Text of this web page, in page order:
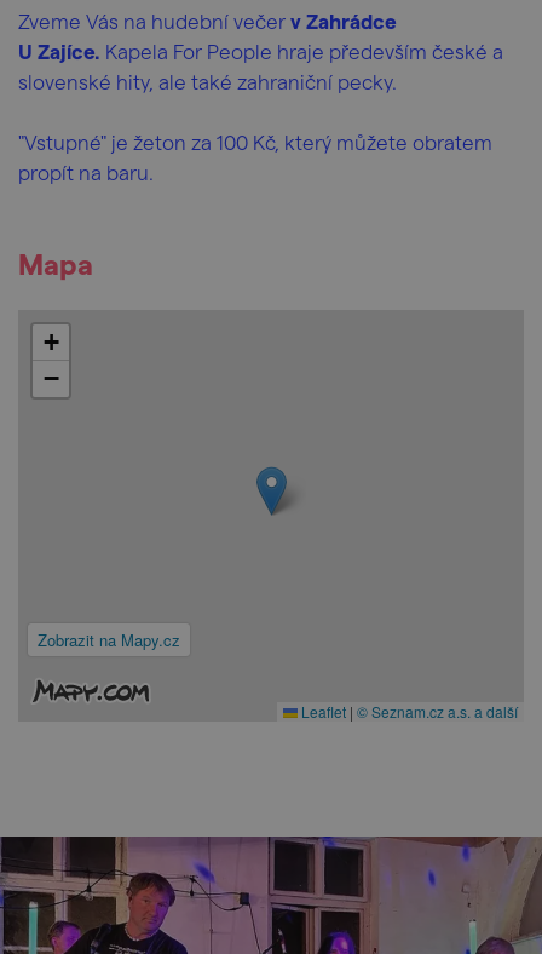
Zveme Vás na hudební večer v Zahrádce
U Zajíce. Kapela For People hraje především české a
slovenské hity, ale také zahraniční pecky.
"Vstupné" je žeton za 100 Kč, který můžete obratem
propít na baru.
Mapa
Zobrazit na Mapy.cz
+
−
Leaflet | © Seznam.cz a.s. a další